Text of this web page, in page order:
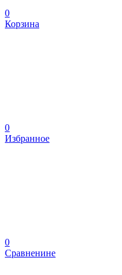
0
Корзина
0
Избранное
0
Сравненине